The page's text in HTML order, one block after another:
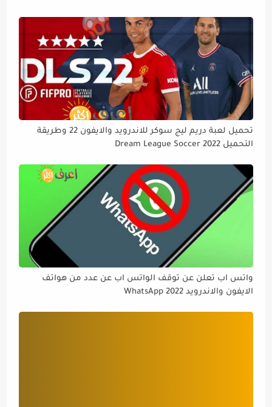
تحميل لعبة دريم ليج سوكر للاندرويد والايفون 22 وطريقة
التحميل Dream League Soccer 2022
واتس اب تعلن عن توقف الواتس اب عن عدد من هواتف
الايفون والاندرويد WhatsApp 2022